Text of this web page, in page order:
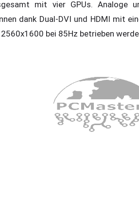
mit vier GPUs. Analoge
dank Dual-DVI und HDMI mit
bei 85Hz betrieben